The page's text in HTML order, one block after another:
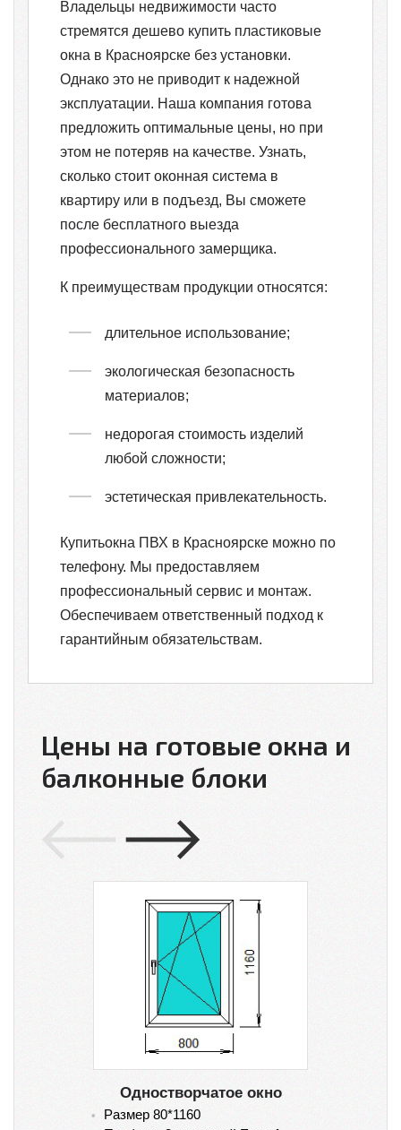
Владельцы недвижимости часто
стремятся дешево купить пластиковые
окна в Красноярске без установки.
Однако это не приводит к надежной
эксплуатации. Наша компания готова
предложить оптимальные цены, но при
этом не потеряв на качестве. Узнать,
сколько стоит оконная система в
квартиру или в подъезд, Вы сможете
после бесплатного выезда
профессионального замерщика.
К преимуществам продукции относятся:
длительное использование;
экологическая безопасность
материалов;
недорогая стоимость изделий
любой сложности;
эстетическая привлекательность.
Купитьокна ПВХ в Красноярске можно по
телефону. Мы предоставляем
профессиональный сервис и монтаж.
Обеспечиваем ответственный подход к
гарантийным обязательствам.
Цены на готовые окна и
балконные блоки
Одностворчатое окно
Размер 80*1160